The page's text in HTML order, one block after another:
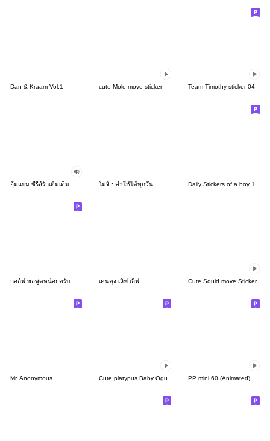
Dan & Kraam Vol.1 cute Mole move sticker Team Timothy sticker 04
อุ้มแบม ซีรีส์รักเติมเต็ม โมจิ : คำใช้ได้ทุกวัน Daily Stickers of a boy 1
กอล์ฟ ขอพูดหน่อยครับ เคนคุง เลิฟ เลิฟ Cute Squid move Sticker
Mr. Anonymous Cute platypus Baby Ogu PP mini 60 (Animated)